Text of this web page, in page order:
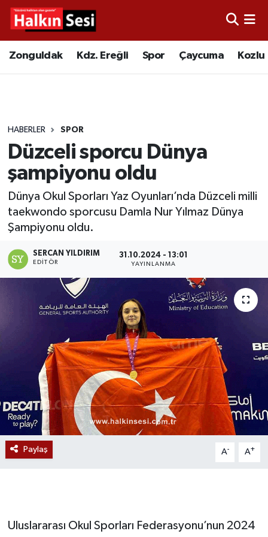
Zonguldak Kdz. Ereğli Spor Çaycuma Kozlu
HABERLER SPOR
Düzceli sporcu Dünya
şampiyonu oldu
Dünya Okul Sporları Yaz Oyunları’nda Düzceli milli
taekwondo sporcusu Damla Nur Yılmaz Dünya
Şampiyonu oldu.
SERCAN YILDIRIM
EDITÖR
31.10.2024 - 13:01
YAYINLANMA
Paylaş A- A+
Uluslararası Okul Sporları Federasyonu’nun 2024
Video
Çaycuma
Alaplı
Asayiş
Bartın
Karabük
Devrek
ÇEVRE
BİLİM VE TEKNOLOJİ
DUNYA
Düzce
Merkez Hava Durumu
Tüm Manşetler
Son Dakika Haberleri
Haber Arşivi